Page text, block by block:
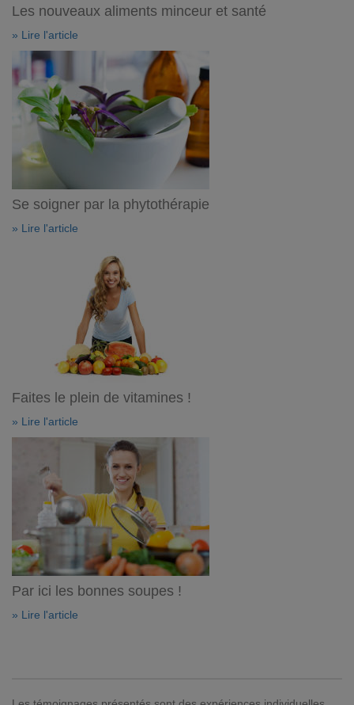
Les nouveaux aliments minceur et santé
» Lire l'article
Se soigner par la phytothérapie
» Lire l'article
Faites le plein de vitamines !
» Lire l'article
Par ici les bonnes soupes !
» Lire l'article